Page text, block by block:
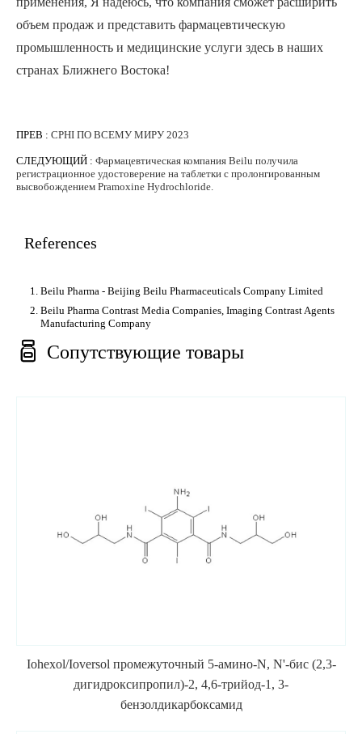
объем продаж и представить фармацевтическую
промышленность и медицинские услуги здесь в наших
странах Ближнего Востока!
ПРЕВ : CPHI ПО ВСЕМУ МИРУ 2023
СЛЕДУЮЩИЙ : Фармацевтическая компания Beilu получила
регистрационное удостоверение на таблетки с пролонгированным
высвобождением Pramoxine Hydrochloride.
References
Beilu Pharma - Beijing Beilu Pharmaceuticals Company Limited
Beilu Pharma Contrast Media Companies, Imaging Contrast Agents
Manufacturing Company
 Сопутствующие товары
Iohexol/Ioversol промежуточный 5-амино-N, N'-бис (2,3-
дигидроксипропил)-2, 4,6-трийод-1, 3-
бензолдикарбоксамид